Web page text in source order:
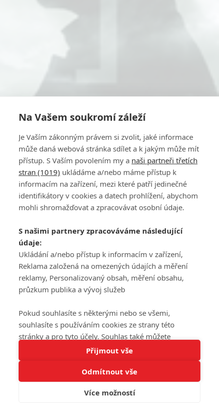
Tato stránka používá soubory cookies.
Rozumím
Na Vašem soukromí záleží
Je Vaším zákonným právem si zvolit, jaké informace
může daná webová stránka sdílet a k jakým může mít
přístup. S Vaším povolením my a naši partneři třetích
stran (1019) ukládáme a/nebo máme přístup k
informacím na zařízení, mezi které patří jedinečné
identifikátory v cookies a datech prohlížení, abychom
mohli shromažďovat a zpracovávat osobní údaje.
S našimi partnery zpracováváme následující
údaje:
Ukládání a/nebo přístup k informacím v zařízení,
Reklama založená na omezených údajích a měření
reklamy, Personalizovaný obsah, měření obsahu,
průzkum publika a vývoj služeb
Pokud souhlasíte s některými nebo se všemi,
souhlasíte s používáním cookies ze strany této
stránky a pro tyto účely. Souhlas také můžete
odmítnout, ale v takovém případě vám na stránce
nebudou k dispozici některé personalizované funkce.
Vaše volby souhlasu se budou vztahovat pouze na
tuto webovou stránku. Vaše nastavení a odvolání
souhlasu můžete kdykoli změnit na stránce s
Přijmout vše
Odmítnout vše
Více možností